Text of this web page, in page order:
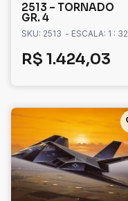
2513 – TORNADO
GR. 4
SKU: 2513 - ESCALA: 1 : 32
R$ 1.424,03